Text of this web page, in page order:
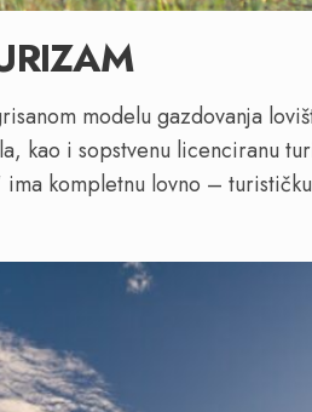
modelu gazdovanja
kao i sopstvenu licenciranu
ima kompletnu lovno –